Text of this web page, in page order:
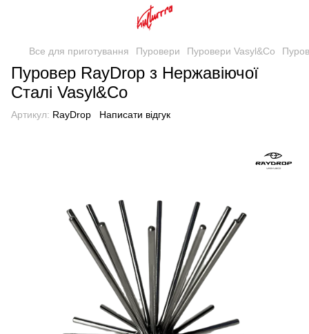
Все для приготування Пуровери Пуровери Vasyl&Co
Пуровер RayDrop з Нержавіючої
Сталі Vasyl&Co
Артикул: RayDrop Написати відгук